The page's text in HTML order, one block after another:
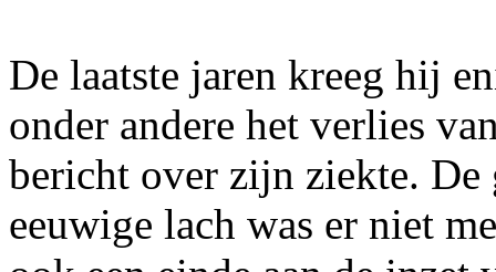
De laatste jaren kreeg hij
onder andere het verlies
bericht over zijn ziekte. De
eeuwige lach was er niet